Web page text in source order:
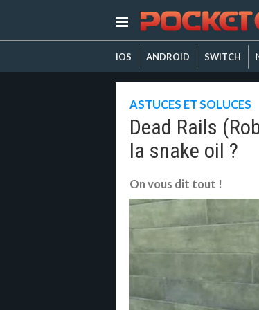
iOS ANDROID SWITCH
ASTUCES ET SOLUCES
Dead Rails
la snake oil ?
On vous dit tout !